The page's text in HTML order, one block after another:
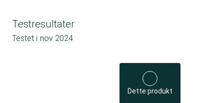
Testresultater
Testet i nov 2024
Dette produkt